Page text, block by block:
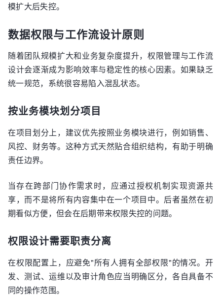
模扩大后失控。
数据权限与工作流设计原则
随着团队规模扩大和业务复杂度提升，权限管理与工作流
设计会逐渐成为影响效率与稳定性的核心因素。如果缺乏
统一规范，系统很容易陷入混乱状态。
按业务模块划分项目
在项目划分上，建议优先按照业务模块进行，例如销售、
风控、财务等。这种方式天然贴合组织结构，有助于明确
责任边界。
当存在跨部门协作需求时，应通过授权机制实现资源共
享，而不是将所有内容集中在一个项目中。后者虽然在初
期看似方便，但会在后期带来权限失控的问题。
权限设计需要职责分离
在权限配置上，应避免"所有人拥有全部权限"的情况。开
发、测试、运维以及审计角色应当明确区分，各自具备不
同的操作范围。